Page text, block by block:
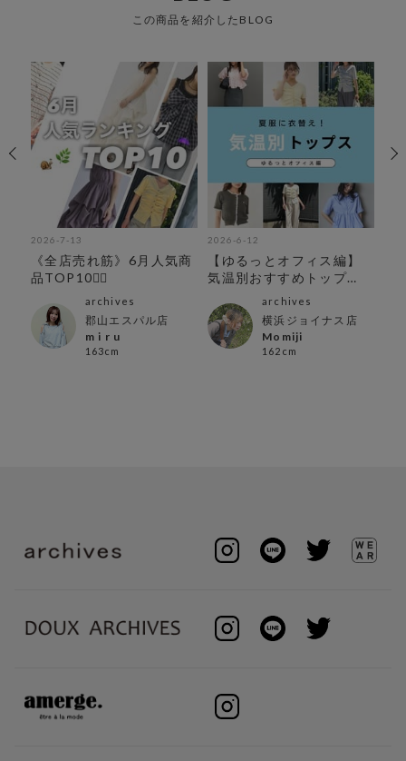
この商品を紹介したBLOG
2026-7-13
《全店売れ筋》6月人気商
品TOP10🧚‍♂️
archives
郡山エスパル店
m i r u
163cm
2026-6-12
【ゆるっとオフィス編】
気温別おすすめトップ
archives
横浜ジョイナス店
Momiji
162cm